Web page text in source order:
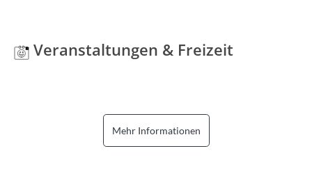
Veranstaltungen & Freizeit
Mehr Informationen